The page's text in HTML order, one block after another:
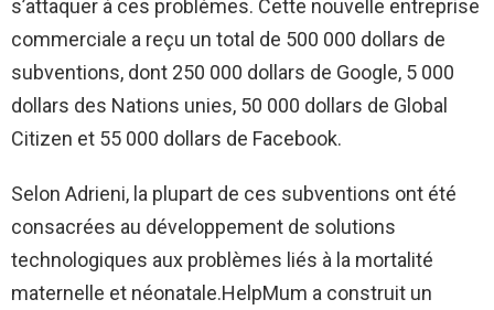
s’attaquer à ces problèmes. Cette nouvelle entreprise
commerciale a reçu un total de 500 000 dollars de
subventions, dont 250 000 dollars de Google, 5 000
dollars des Nations unies, 50 000 dollars de Global
Citizen et 55 000 dollars de Facebook.
Selon Adrieni, la plupart de ces subventions ont été
consacrées au développement de solutions
technologiques aux problèmes liés à la mortalité
maternelle et néonatale.HelpMum a construit un